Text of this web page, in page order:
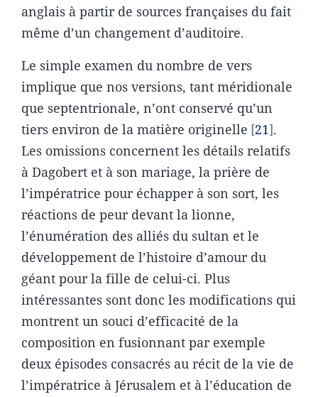
anglais à partir de sources françaises du fait
même d’un changement d’auditoire.
Le simple examen du nombre de vers
implique que nos versions, tant méridionale
que septentrionale, n’ont conservé qu’un
tiers environ de la matière originelle 21 .
Les omissions concernent les détails relatifs
à Dagobert et à son mariage, la prière de
l’impératrice pour échapper à son sort, les
réactions de peur devant la lionne,
l’énumération des alliés du sultan et le
développement de l’histoire d’amour du
géant pour la fille de celui-ci. Plus
intéressantes sont donc les modifications qui
montrent un souci d’efficacité de la
composition en fusionnant par exemple
deux épisodes consacrés au récit de la vie de
l’impératrice à Jérusalem et à l’éducation de